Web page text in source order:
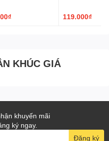
119.000₫
KHÚC GIÁ
khuyến mãi
ký ngay.
Đăng ký